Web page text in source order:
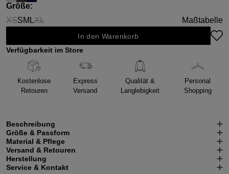
Größeauswählen
:
XS
(Diese Option ist zurzeit nicht verfügbar.)
SM LXL
(Diese Option ist zurzeit nicht verfügbar.)
Maßtabelle
In den Warenkorb
Verfügbarkeit im Store
Kostenlose
Retouren
Express
Versand
Qualität &
Langlebigkeit
Personal
Shopping
Beschreibung
Größe & Passform
Material & Pflege
Versand & Retouren
Herstellung
Service & Kontakt